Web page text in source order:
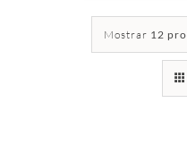
Mostrar 12